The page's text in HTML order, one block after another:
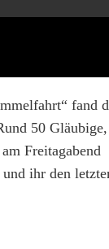
fand
50
Freitagabend
ihr den